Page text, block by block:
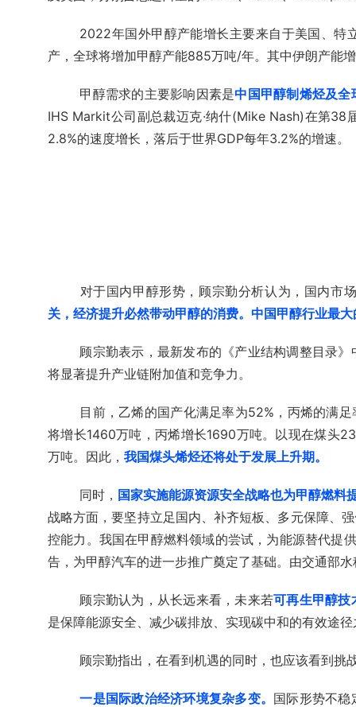
2022年国外甲醇产能增长主要来自于美国、特
产，全球将增加甲醇产能885万吨/年。其中伊朗产能
甲醇需求的主要影响因素是中国甲醇制烯烃及
IHS Markit公司副总裁迈克·纳什(Mike Nash)在第38
2.8%的速度增长，落后于世界GDP每年3.2%的增速。
对于国内甲醇形势，顾宗勤分析认为，国内市
关，经济提升必然带动甲醇的消费。中国甲醇行业最
顾宗勤表示，最新发布的《产业结构调整目录
将显著提升产业链附加值和竞争力。
目前，乙烯的国产化满足率为52%，丙烯的满
将增长1460万吨，丙烯增长1690万吨。以现在煤头
万吨。因此， 我国煤头烯烃还将处于发展上升期。
同时， 国家实施能源资源安全战略也为甲醇燃料
战略方面，要坚持立足国内、补齐短板、多元保障、
控能力。我国在甲醇燃料领域的尝试，为能源替代提
告，为甲醇汽车的进一步推广奠定了基础。由交通部
顾宗勤认为，从长远来看，未来若可再生甲醇技
是保障能源安全、减少碳排放、实现碳中和的有效途
顾宗勤指出，在看到机遇的同时，也应该看到挑
一是国际政治经济环境复杂多变。 国际形势不稳